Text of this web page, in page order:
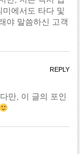
에서도 타다 및
야 말씀하신 고객
만, 이 글의 포인
REPLY